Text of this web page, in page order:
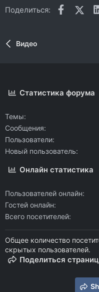
Поделиться: X
Видео
Статистика форума
Темы
Сообщения
Пользователи
Новый пользователь
Онлайн статистика
Пользователей онлайн
Гостей онлайн
Всего посетителей
Общее количество
скрытых пользователей.
Поделиться